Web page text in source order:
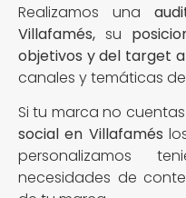
Realizamos una
Villafamés,su
objetivos y del target
canales y temáticas
Si tu marca no
social en Villafamés
personalizamos
necesidades de